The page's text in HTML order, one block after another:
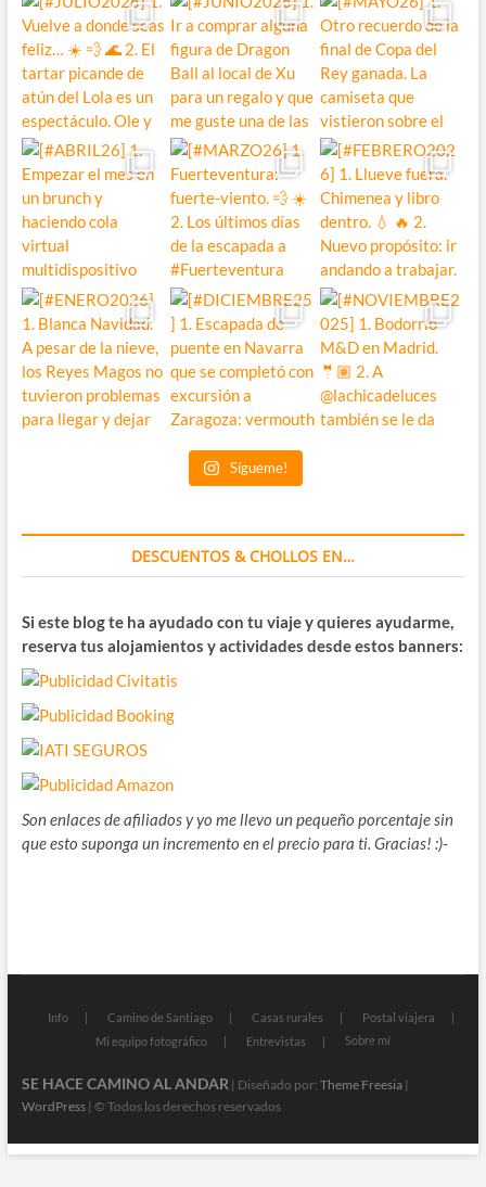
Sígueme!
DESCUENTOS & CHOLLOS EN…
Si este blog te ha ayudado con tu viaje y quieres ayudarme,
reserva tus alojamientos y actividades desde estos banners:
Son enlaces de afiliados y yo me llevo un pequeño porcentaje sin
que esto suponga un incremento en el precio para ti. Gracias! :)-
Info Camino de Santiago Casas rurales
Postal viajera
Mi equipo fotográfico
Entrevistas Sobre mí
SE HACE CAMINO AL ANDAR| Diseñado por: Theme Freesia|
WordPress| © Todos los derechos reservados